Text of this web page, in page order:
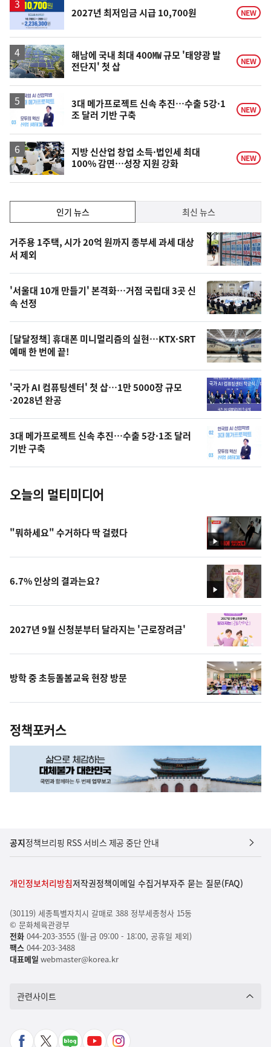
2027년 최저임금 시급 10,700원 NEW
해남에 국내 최대 400㎿ 규모 '태양광 발
전단지' 첫 삽
NEW
3대 메가프로젝트 신속 추진…수출 5강·1
조 달러 기반 구축
NEW
지방 신산업 창업 소득·법인세 최대
100% 감면…성장 지원 강화
NEW
기,
최
신,
오
늘
의
영
상
오
의
사
진
인기 뉴스 최신 뉴스
인
기
뉴
스
거주용 1주택, 시가 20억 원까지 종부세 과세 대상
서 제외
'서울대 10개 만들기' 본격화…거점 국립대 3곳 신
속 선정
[달달정책] 휴대폰 미니멀리즘의 실현…KTX·SRT
예매 한 번에 끝!
'국가 AI 컴퓨팅센터' 첫 삽…1만 5000장 규모
·2028년 완공
3대 메가프로젝트 신속 추진…수출 5강·1조 달러
기반 구축
오늘의 멀티미디어
영
상
"뭐하세요" 수거하다 딱 걸렸다
영
상
6.7% 인상의 결과는요?
2027년 9월 신청분부터 달라지는 '근로장려금'
방학 중 초등돌봄교육 현장 방문
정책포커스
공지정책브리핑 RSS 서비스 제공 중단 안내
개인정보처리방침저작권정책이메일 수집거부자주 묻는 질문(FAQ)
(30119) 세종특별자치시 갈매로 388 정부세종청사 15동
© 문화체육관광부
전화044-203-3555 (월-금 09:00 - 18:00, 공휴일 제외)
팩스044-203-3488
대표메일 webmaster@korea.kr
관련사이트